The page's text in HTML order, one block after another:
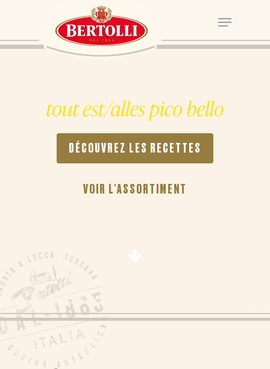
DÉCOUVREZ LES RECETTES
VOIR L'ASSORTIMENT